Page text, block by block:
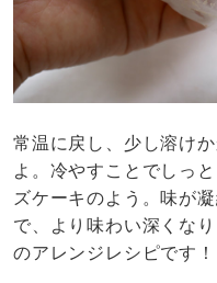
常温に戻し、少し溶け
よ。冷やすことでしっ
ズケーキのよう。味が
で、より味わい深くな
のアレンジレシピです！